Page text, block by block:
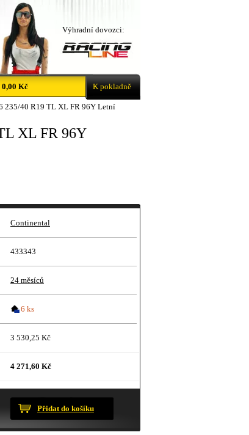
235/40 R19 TL XL FR 96Y Letní
XL FR 96Y
Continental
433343
24 měsíců
6 ks
3 530,25 Kč
4 271,60 Kč
Přidat do košíku
Výhradní dovozci:
0,00 Kč K pokladně